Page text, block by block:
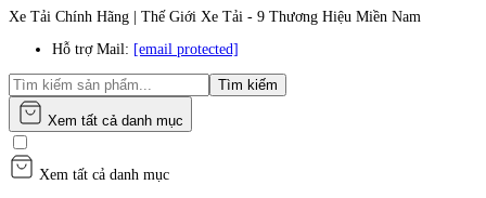
Xe Tải Chính Hãng | Thế Giới Xe Tải - 9 Thương Hiệu Miền Nam
Hỗ trợ Mail: [email protected]
Tìm kiếm
Xem tất cả danh mục
Xem tất cả danh mục